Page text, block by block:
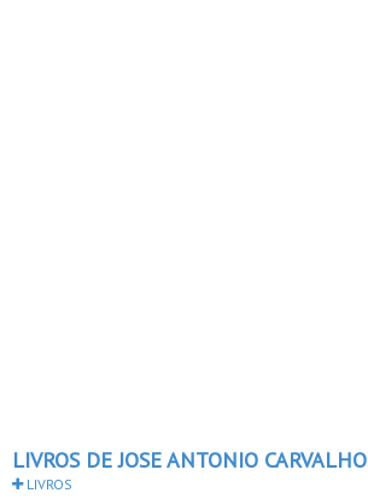
LIVROS DE JOSE ANTONIO CARVALHO
LIVROS